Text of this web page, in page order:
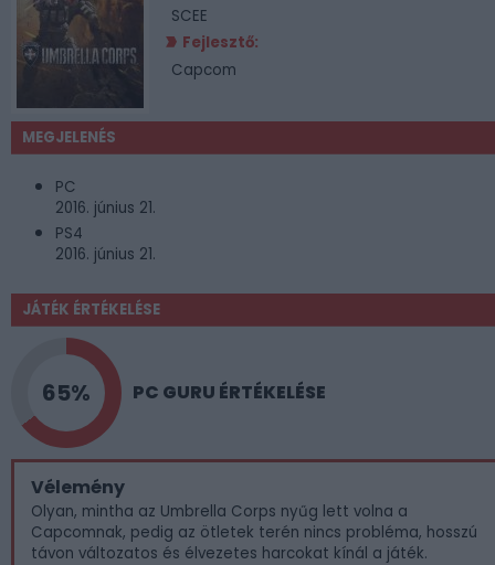
SCEE
Fejlesztő:
Capcom
MEGJELENÉS
PC
2016. június 21.
PS4
2016. június 21.
JÁTÉK ÉRTÉKELÉSE
65% PC GURU ÉRTÉKELÉSE
Vélemény
Olyan, mintha az Umbrella Corps nyűg lett volna a
Capcomnak, pedig az ötletek terén nincs probléma, hosszú
távon változatos és élvezetes harcokat kínál a játék.